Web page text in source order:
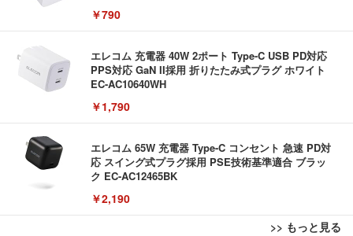
￥790
エレコム 充電器 40W 2ポート Type-C USB PD対応
PPS対応 GaN II採用 折りたたみ式プラグ ホワイト
EC-AC10640WH
￥1,790
エレコム 65W 充電器 Type-C コンセント 急速 PD対
応 スイング式プラグ採用 PSE技術基準適合 ブラッ
ク EC-AC12465BK
￥2,190
>> もっと見る